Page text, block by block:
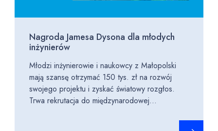
Nagroda Jamesa Dysona dla młodych
inżynierów
Młodzi inżynierowie i naukowcy z Małopolski
mają szansę otrzymać 150 tys. zł na rozwój
swojego projektu i zyskać światowy rozgłos.
Trwa rekrutacja do międzynarodowej...